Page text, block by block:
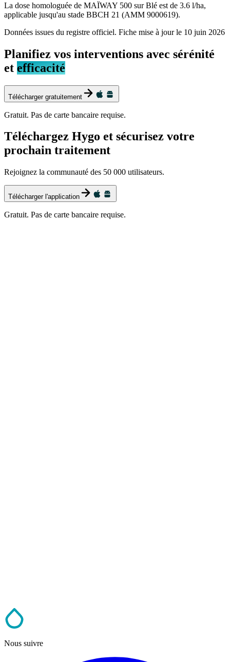
La dose homologuée de MAÏWAY 500 sur Blé est de 3.6 l/ha,
applicable jusqu'au stade BBCH 21 (AMM 9000619).
Données issues du registre officiel. Fiche mise à jour le 10 juin 2026
Planifiez vos interventions avec sérénité
et efficacité
Télécharger gratuitement
Gratuit. Pas de carte bancaire requise.
Téléchargez Hygo et sécurisez votre
prochain traitement
Rejoignez la communauté des 50 000 utilisateurs.
Télécharger l'application
Gratuit. Pas de carte bancaire requise.
Nous suivre